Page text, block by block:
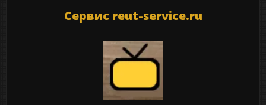
Сервис reut-service.ru